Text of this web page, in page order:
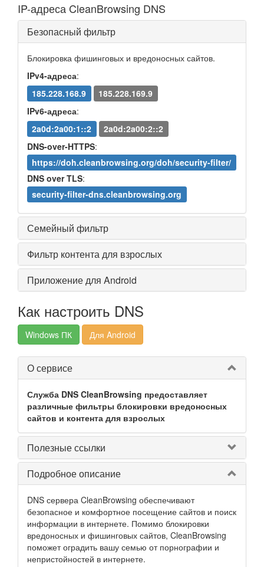
IP-адреса CleanBrowsing DNS
Безопасный фильтр
Блокировка фишинговых и вредоносных сайтов.
IPv4-адреса:
185.228.168.9
185.228.169.9
IPv6-адреса:
2a0d:2a00:1::2
2a0d:2a00:2::2
DNS-over-HTTPS:
https://doh.cleanbrowsing.org/doh/security-filter/
DNS over TLS:
security-filter-dns.cleanbrowsing.org
Семейный фильтр
Фильтр контента для взрослых
Приложение для Android
Как настроить DNS
Windows ПК Для Android
О сервисе
Служба DNS CleanBrowsing предоставляет
различные фильтры блокировки вредоносных
сайтов и контента для взрослых
Полезные ссылки
Подробное описание
DNS сервера CleanBrowsing обеспечивают
безопасное и комфортное посещение сайтов и поиск
информации в интернете. Помимо блокировки
вредоносных и фишинговых сайтов, CleanBrowsing
поможет оградить вашу семью от порнографии и
непристойностей в интернете.